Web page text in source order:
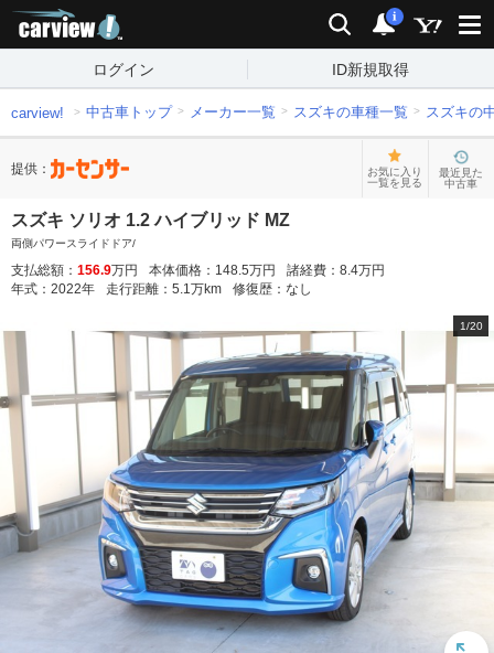
検索 通知
i
ログイン ID新規取得
carview! 中古車トップ メーカー一覧 スズキの車種一覧 スズキの
提供：
お気に入り
一覧を見る
最近見た
中古車
スズキ ソリオ 1.2 ハイブリッド MZ
両側パワースライドドア/
支払総額： 156.9万円 本体価格： 148.5万円 諸経費： 8.4万円
年式： 2022年 走行距離： 5.1万km 修復歴： なし
1/20